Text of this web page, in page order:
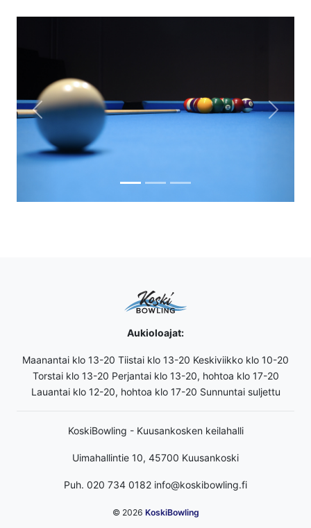
Previous Next
Aukioloajat:
Maanantai klo 13-20 Tiistai klo 13-20 Keskiviikko klo 10-20
Torstai klo 13-20 Perjantai klo 13-20, hohtoa klo 17-20
Lauantai klo 12-20, hohtoa klo 17-20 Sunnuntai suljettu
KoskiBowling - Kuusankosken keilahalli
Uimahallintie 10, 45700 Kuusankoski
Puh. 020 734 0182 info@koskibowling.fi
© 2026 KoskiBowling